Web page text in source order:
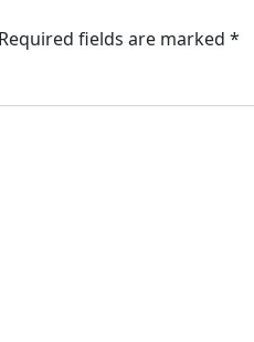
Required fields are marked *